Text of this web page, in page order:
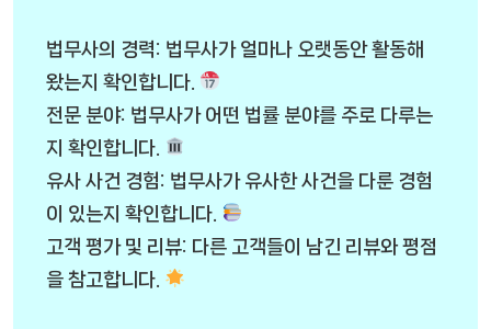
법무사의 경력: 법무사가 얼마나 오랫동안 활동해
왔는지 확인합니다.
전문 분야: 법무사가 어떤 법률 분야를 주로 다루는
지 확인합니다.
유사 사건 경험: 법무사가 유사한 사건을 다룬 경험
이 있는지 확인합니다.
고객 평가 및 리뷰: 다른 고객들이 남긴 리뷰와 평점
을 참고합니다.